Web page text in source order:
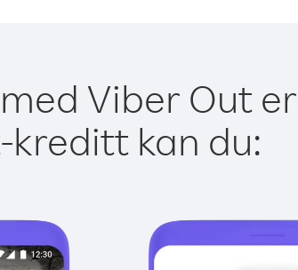
Viber Out
kreditt kan du: